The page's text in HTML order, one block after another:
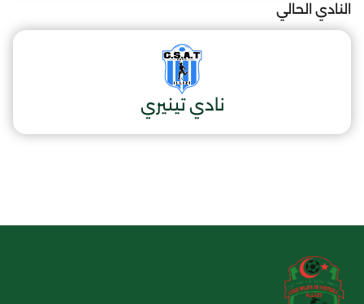
النادي الحالي
نادي تينيري